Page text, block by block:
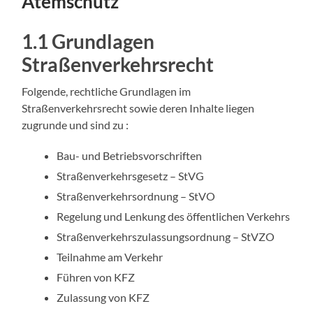
1.1 Grundlagen
Straßenverkehrsrecht
Folgende, rechtliche Grundlagen im
Straßenverkehrsrecht sowie deren Inhalte liegen
zugrunde und sind zu :
Bau- und Betriebsvorschriften
Straßenverkehrsgesetz – StVG
Straßenverkehrsordnung – StVO
Regelung und Lenkung des öffentlichen Verkehrs
Straßenverkehrszulassungsordnung – StVZO
Teilnahme am Verkehr
Führen von KFZ
Zulassung von KFZ